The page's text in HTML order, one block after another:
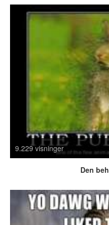
Crazy Stuff
Dyr
Kodak Moments
Memes
Mennesker
Nasty Shit!
Rage Face
SMS & Autocorrect
Tattoos
Flest visninger
Mest delte
Mest omtalte
9.229 visninger
Den